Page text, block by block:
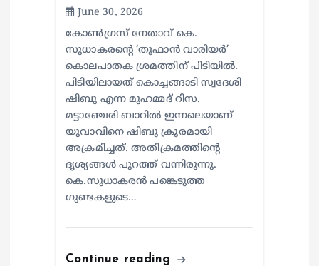
June 30, 2026
കോൺഗ്രസ് നേതാവ് കെ.
സുധാകരന്റെ ‘തൂഫാൻ വാരിയർ’
കൊലപാതക ശ്രമത്തിന് പിടിയിൽ.
പിടിയിലായത് കൊച്ചങ്ങാടി സ്വദേശി
ഷിബു എന്ന മുഹമ്മദ് റിസ.
മട്ടാഞ്ചേരി ബാറിൽ ഇന്നലെയാണ്
യുവാവിനെ ഷിബു ക്രൂരമായി
അക്രമിച്ചത്. അതിക്രമത്തിന്റെ
ദൃശ്യങ്ങൾ പുറത്ത് വന്നിരുന്നു.
കെ.സുധാകരൻ പങ്കെടുത്ത
ഗുണ്ടകളുടെ…
Continue reading